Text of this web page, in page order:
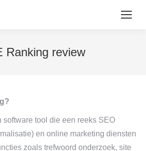
Ranking review
software tool die een reeks SEO
en online marketing diensten
zoals trefwoord onderzoek, site